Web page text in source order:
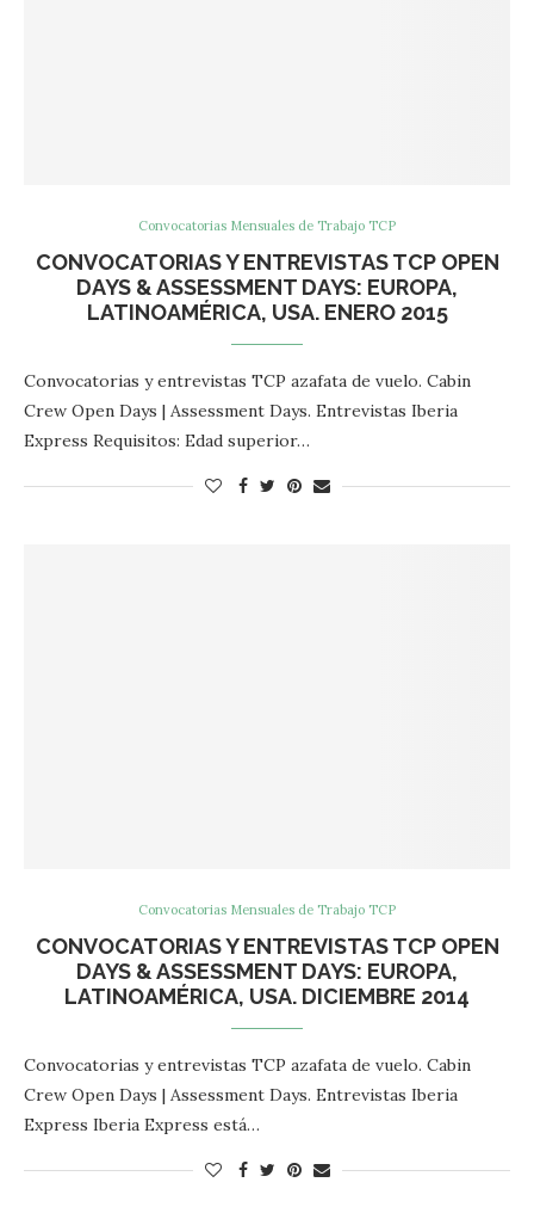
Convocatorias Mensuales de Trabajo TCP
CONVOCATORIAS Y ENTREVISTAS TCP OPEN
DAYS & ASSESSMENT DAYS: EUROPA,
LATINOAMÉRICA, USA. ENERO 2015
Convocatorias y entrevistas TCP azafata de vuelo. Cabin
Crew Open Days | Assessment Days. Entrevistas Iberia
Express Requisitos: Edad superior…
Convocatorias Mensuales de Trabajo TCP
CONVOCATORIAS Y ENTREVISTAS TCP OPEN
DAYS & ASSESSMENT DAYS: EUROPA,
LATINOAMÉRICA, USA. DICIEMBRE 2014
Convocatorias y entrevistas TCP azafata de vuelo. Cabin
Crew Open Days | Assessment Days. Entrevistas Iberia
Express Iberia Express está…